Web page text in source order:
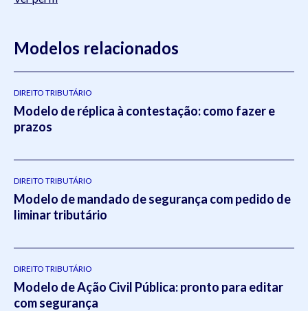
Modelos relacionados
DIREITO TRIBUTÁRIO
Modelo de réplica à contestação: como fazer e
prazos
DIREITO TRIBUTÁRIO
Modelo de mandado de segurança com pedido de
liminar tributário
DIREITO TRIBUTÁRIO
Modelo de Ação Civil Pública: pronto para editar
com segurança